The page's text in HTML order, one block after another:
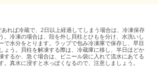
れば冷蔵で、2日以上経過してしまう場合は、冷凍保存
。冷凍の場合は、殻を外し貝柱とひもを分け、水洗いし
で水分をとります。ラップで包み冷凍庫で保存し、早目
ょう。貝柱を解凍する際は、冷蔵庫に移し、半日ほどか
するか、急ぐ場合は、ビニール袋に入れて流水にあてる
。真水に浸すと水っぽくなるので、注意しましょう。